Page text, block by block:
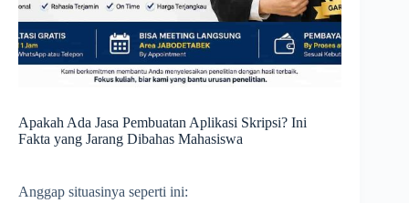
Apakah Ada Jasa Pembuatan Aplikasi Skripsi? Ini
Fakta yang Jarang Dibahas Mahasiswa
Anggap situasinya seperti ini: